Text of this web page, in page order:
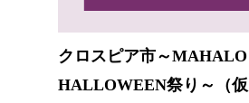
クロスピア市～
HALLOWEEN祭り～（仮